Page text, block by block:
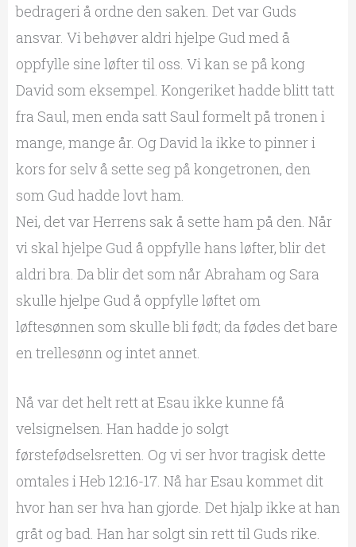
bedrageri å ordne den saken. Det var Guds
ansvar. Vi behøver aldri hjelpe Gud med å
oppfylle sine løfter til oss. Vi kan se på kong
David som eksempel. Kongeriket hadde blitt tatt
fra Saul, men enda satt Saul formelt på tronen i
mange, mange år. Og David la ikke to pinner i
kors for selv å sette seg på kongetronen, den
som Gud hadde lovt ham.
Nei, det var Herrens sak å sette ham på den. Når
vi skal hjelpe Gud å oppfylle hans løfter, blir det
aldri bra. Da blir det som når Abraham og Sara
skulle hjelpe Gud å oppfylle løftet om
løftesønnen som skulle bli født; da fødes det bare
en trellesønn og intet annet.
Nå var det helt rett at Esau ikke kunne få
velsignelsen. Han hadde jo solgt
førstefødselsretten. Og vi ser hvor tragisk dette
omtales i Heb 12:16-17. Nå har Esau kommet dit
hvor han ser hva han gjorde. Det hjalp ikke at han
gråt og bad. Han har solgt sin rett til Guds rike.